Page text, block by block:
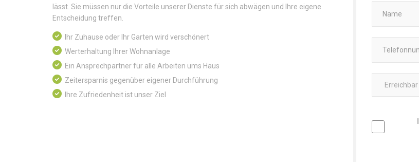
lässt. Sie müssen nur die Vorteile unserer Dienste für sich abwägen und Ihre eigene
Entscheidung treffen.
Ihr Zuhause oder Ihr Garten wird verschönert
Werterhaltung Ihrer Wohnanlage
Ein Ansprechpartner für alle Arbeiten ums Haus
Zeitersparnis gegenüber eigener Durchführung
Ihre Zufriedenheit ist unser Ziel